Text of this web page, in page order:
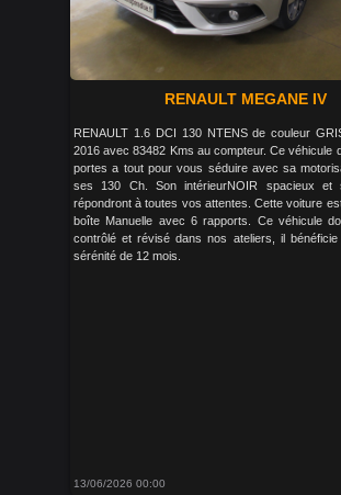
RENAULT MEGANE IV
RENAULT 1.6 DCI 130 NTENS de couleur
2016 avec 83482 Kms au compteur. Ce véhicule
portes a tout pour vous séduire avec sa
ses 130 Ch. Son intérieurNOIR spacieux et
répondront à toutes vos attentes. Cette voiture
boîte Manuelle avec 6 rapports. Ce véhicule
contrôlé et révisé dans nos ateliers, il bénéficie
sérénité de 12 mois.
13/06/2026 00:00